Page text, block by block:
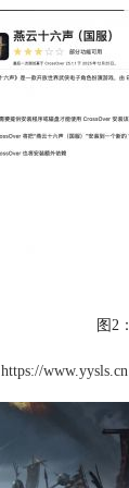
图2
https://www.yysls.cn